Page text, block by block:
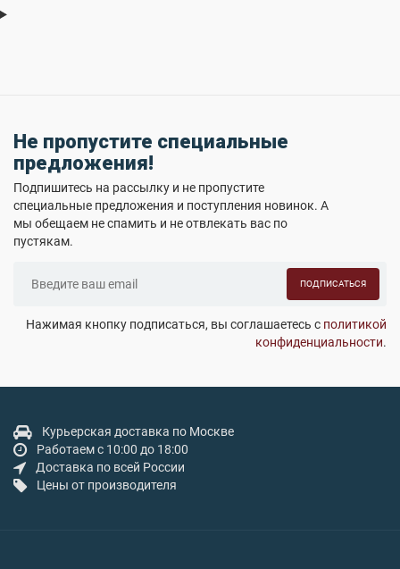
Не пропустите специальные
предложения!
Подпишитесь на рассылку и не пропустите
специальные предложения и поступления новинок. А
мы обещаем не спамить и не отвлекать вас по
пустякам.
ПОДПИСАТЬСЯ
Нажимая кнопку подписаться, вы соглашаетесь с политикой
конфиденциальности.
Курьерская доставка по Москве
Работаем с 10:00 до 18:00
Доставка по всей России
Цены от производителя